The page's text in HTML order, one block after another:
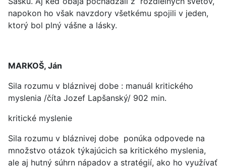
napokon ho však navzdory všetkému spojili v jeden,
ktorý bol plný vášne a lásky.
MARKOŠ, Ján
Sila rozumu v bláznivej dobe : manuál kritického
myslenia /číta Jozef Lapšanský/ 902 min.
kritické myslenie
Sila rozumu v bláznivej dobe ponúka odpovede na
množstvo otázok týkajúcich sa kritického myslenia,
ale aj hutný súhrn nápadov a stratégií, ako ho využívať